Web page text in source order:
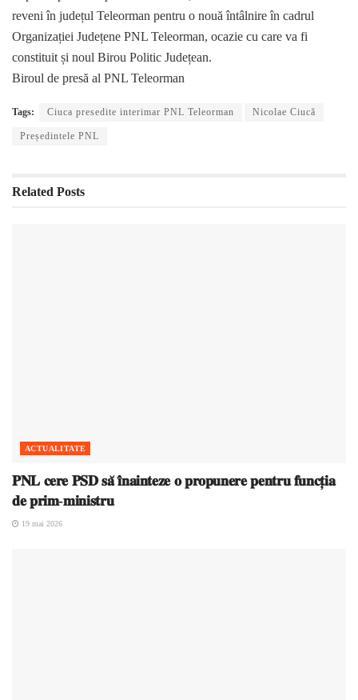
reveni în județul Teleorman pentru o nouă întâlnire în cadrul
Organizației Județene PNL Teleorman, ocazie cu care va fi
constituit și noul Birou Politic Județean.
Biroul de presă al PNL Teleorman
Tags: Ciuca presedite interimar PNL Teleorman Nicolae Ciucă
Președintele PNL
Related Posts
ACTUALITATE
𝐏𝐍𝐋 𝐜𝐞𝐫𝐞 𝐏𝐒𝐃 𝐬𝐚̆ 𝐢̂𝐧𝐚𝐢𝐧𝐭𝐞𝐳𝐞 𝐨 𝐩𝐫𝐨𝐩𝐮𝐧𝐞𝐫𝐞 𝐩𝐞𝐧𝐭𝐫𝐮 𝐟𝐮𝐧𝐜𝐭̦𝐢𝐚
𝐝𝐞 𝐩𝐫𝐢𝐦-𝐦𝐢𝐧𝐢𝐬𝐭𝐫𝐮
19 mai 2026